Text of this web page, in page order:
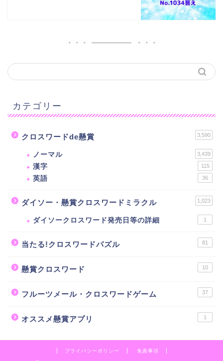
カテゴリー
クロスワードde懸賞 3,590
ノーマル 3,439
漢字 115
英語 36
ダイソー・懸賞クロスワードミラクル 1,023
ダイソークロスワード発売日等の詳細 1
当たる!クロスワードパズル 81
懸賞クロスワード 10
フルーツメール・クロスワードゲーム 37
オススメ懸賞アプリ 1
プライバシーポリシー 免責事項